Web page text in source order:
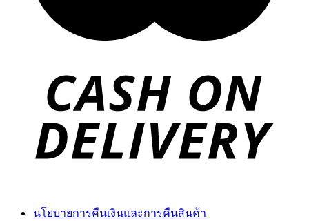
นโยบายการคืนเงินและการคืนสินค้า